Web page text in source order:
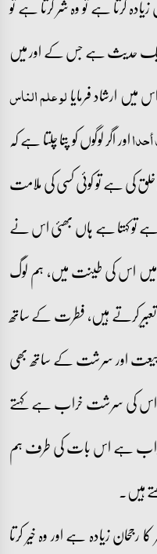
ایک حدیث ہے جس کے اور میں
ارشاد فرمایالو علم الناس
اور اگر لوگوں کو پتا چلتا ہے کہ
کی ہے تو کوئی کسی کی ملامت
ہے تو کہتا ہے ہاں بھئی اس نے
میں اس کی طینت میں، ہم لوگ
کرتے ہیں، فطرت کے ساتھ
اور سرشت کے ساتھ بھی
اس کی سرشت خراب ہے کہتے
ہے اس بات کی طرف ہم
ہیں۔
زیادہ ہے اور وہ خیر کرتا